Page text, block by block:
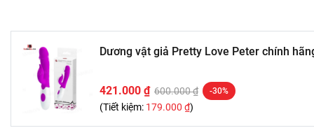
Dương vật giả Pretty Love Peter chính
421.000 ₫ 600.000 ₫ -30%
(Tiết kiệm: 179.000 ₫)